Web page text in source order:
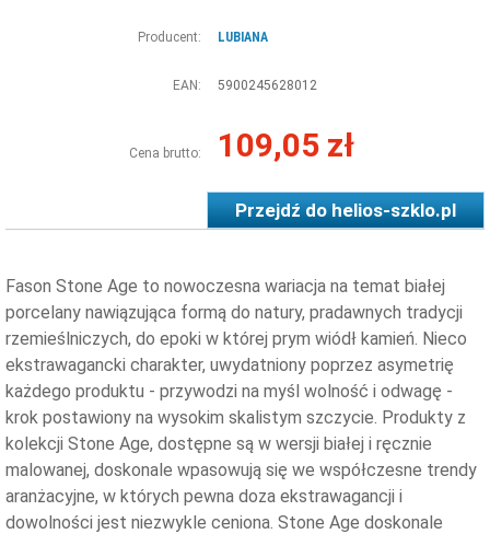
Producent: LUBIANA
EAN: 5900245628012
Cena brutto: 109,05 zł
Przejdź dohelios-szklo.pl
Fason Stone Age to nowoczesna wariacja na temat białej
porcelany nawiązująca formą do natury, pradawnych tradycji
rzemieślniczych, do epoki w której prym wiódł kamień. Nieco
ekstrawagancki charakter, uwydatniony poprzez asymetrię
każdego produktu - przywodzi na myśl wolność i odwagę -
krok postawiony na wysokim skalistym szczycie. Produkty z
kolekcji Stone Age, dostępne są w wersji białej i ręcznie
malowanej, doskonale wpasowują się we współczesne trendy
aranżacyjne, w których pewna doza ekstrawagancji i
dowolności jest niezwykle ceniona. Stone Age doskonale